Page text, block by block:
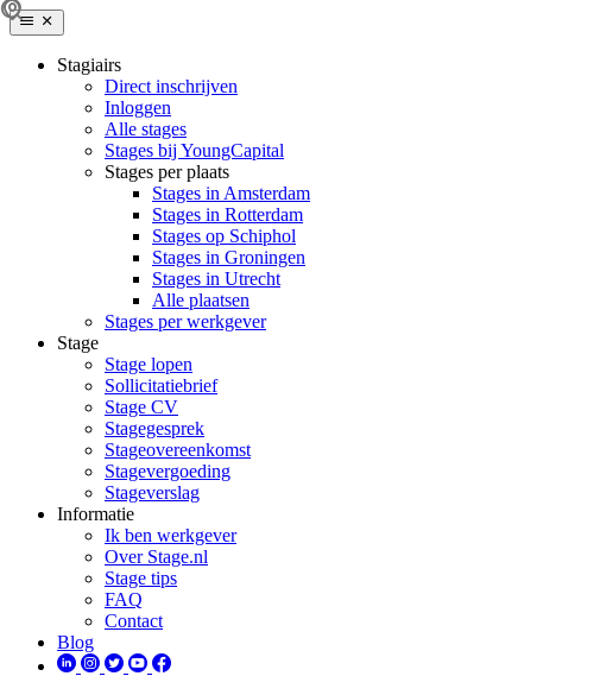
Stagiairs
Direct inschrijven
Inloggen
Alle stages
Stages bij YoungCapital
Stages per plaats
Stages in Amsterdam
Stages in Rotterdam
Stages op Schiphol
Stages in Groningen
Stages in Utrecht
Alle plaatsen
Stages per werkgever
Stage
Stage lopen
Sollicitatiebrief
Stage CV
Stagegesprek
Stageovereenkomst
Stagevergoeding
Stageverslag
Informatie
Ik ben werkgever
Over Stage.nl
Stage tips
FAQ
Contact
Blog